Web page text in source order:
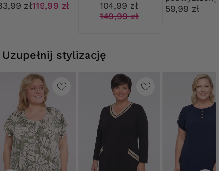
zł119,99 zł
104,99 zł
149,99 zł
stanem
59,99 zł
Uzupełnij stylizację